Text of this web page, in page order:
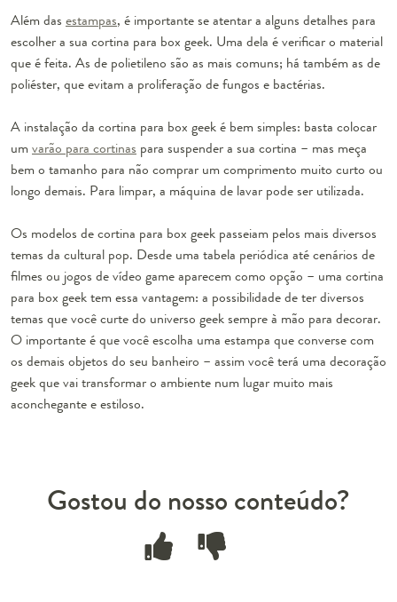
Além das estampas, é importante se atentar a alguns detalhes para
escolher a sua cortina para box geek. Uma dela é verificar o material
que é feita. As de polietileno são as mais comuns; há também as de
poliéster, que evitam a proliferação de fungos e bactérias.
A instalação da cortina para box geek é bem simples: basta colocar
umvarão para cortinas para suspender a sua cortina – mas meça
bem o tamanho para não comprar um comprimento muito curto ou
longo demais. Para limpar, a máquina de lavar pode ser utilizada.
Os modelos de cortina para box geek passeiam pelos mais diversos
temas da cultural pop. Desde uma tabela periódica até cenários de
filmes ou jogos de vídeo game aparecem como opção – uma cortina
para box geek tem essa vantagem: a possibilidade de ter diversos
temas que você curte do universo geek sempre à mão para decorar.
O importante é que você escolha uma estampa que converse com
os demais objetos do seu banheiro – assim você terá uma decoração
geek que vai transformar o ambiente num lugar muito mais
aconchegante e estiloso.
Gostou do nosso conteúdo?